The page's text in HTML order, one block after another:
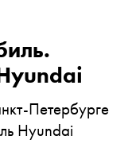
Петербурге
Hyundai